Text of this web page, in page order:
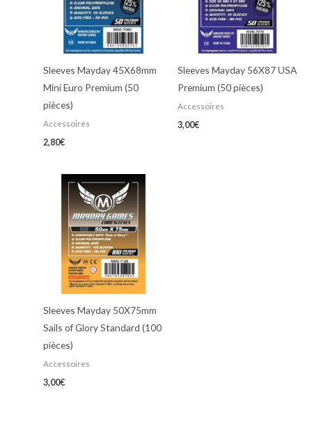
Sleeves Mayday 45X68mm
Mini Euro Premium (50
pièces)
Accessoires
2,80€
Sleeves Mayday 56X87 USA
Premium (50 pièces)
Accessoires
3,00€
Sleeves Mayday 50X75mm
Sails of Glory Standard (100
pièces)
Accessoires
3,00€